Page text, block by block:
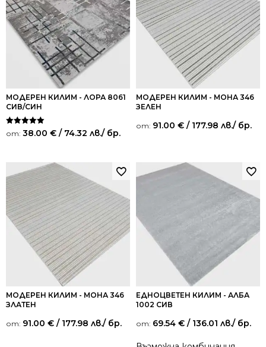
МОДЕРЕН КИЛИМ - ЛОРА 8061
СИВ/СИН
Оценено на
5.00
от: 38.00 € / 74.32 лв./ бр.
МОДЕРЕН КИЛИМ - МОНА 346
ЗЕЛЕН
от: 91.00 € / 177.98 лв./ бр.
МОДЕРЕН КИЛИМ - МОНА 346
ЗЛАТЕН
от: 91.00 € / 177.98 лв./ бр.
ЕДНОЦВЕТЕН КИЛИМ - АЛБА
1002 СИВ
от: 69.54 € / 136.01 лв./ бр.